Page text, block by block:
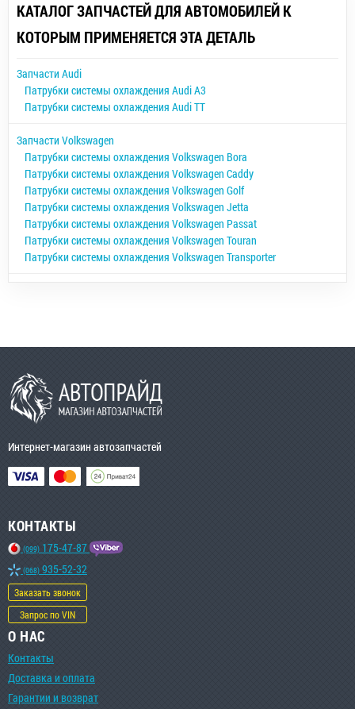
КАТАЛОГ ЗАПЧАСТЕЙ ДЛЯ АВТОМОБИЛЕЙ К
КОТОРЫМ ПРИМЕНЯЕТСЯ ЭТА ДЕТАЛЬ
Запчасти Audi
Патрубки системы охлаждения Audi A3
Патрубки системы охлаждения Audi TT
Запчасти Volkswagen
Патрубки системы охлаждения Volkswagen Bora
Патрубки системы охлаждения Volkswagen Caddy
Патрубки системы охлаждения Volkswagen Golf
Патрубки системы охлаждения Volkswagen Jetta
Патрубки системы охлаждения Volkswagen Passat
Патрубки системы охлаждения Volkswagen Touran
Патрубки системы охлаждения Volkswagen Transporter
Интернет-магазин автозапчастей
КОНТАКТЫ
(099) 175-47-87
(068) 935-52-32
Заказать звонок
Запрос по VIN
О НАС
Контакты
Доставка и оплата
Гарантии и возврат